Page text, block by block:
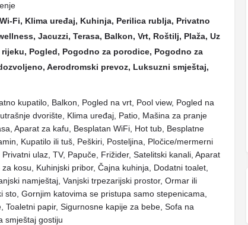
Fi, Klima uređaj, Kuhinja, Perilica rublja, Privatno
Jacuzzi, Terasa, Balkon, Vrt, Roštilj, Plaža, Uz
Pogled, Pogodno za porodice, Pogodno za
Aerodromski prevoz, Luksuzni smještaj,
kupatilo, Balkon, Pogled na vrt, Pool view, Pogled na
dvorište, Klima uređaj, Patio, Mašina za pranje
Aparat za kafu, Besplatan WiFi, Hot tub, Besplatne
Kupatilo ili tuš, Peškiri, Posteljina, Pločice/mermerni
ulaz, TV, Papuče, Frižider, Satelitski kanali, Aparat
kosu, Kuhinjski pribor, Čajna kuhinja, Dodatni toalet,
namještaj, Vanjski trpezarijski prostor, Ormar ili
sto, Gornjim katovima se pristupa samo stepenicama,
Toaletni papir, Sigurnosne kapije za bebe, Sofa na
smještaj gostiju